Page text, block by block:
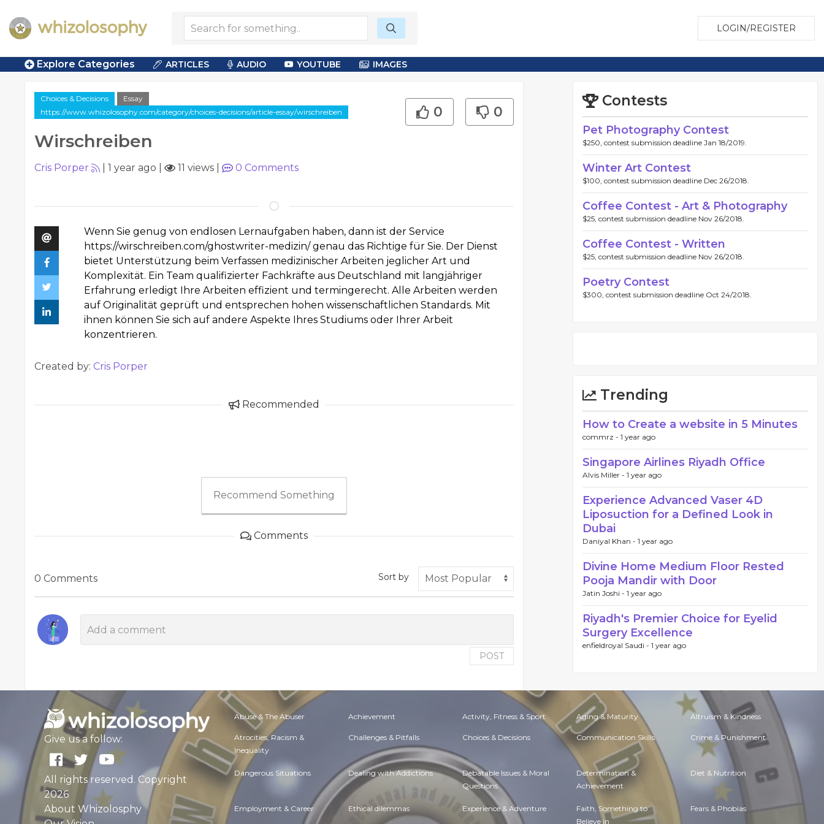
LOGIN/REGISTER
Explore Categories ARTICLES AUDIO YOUTUBE IMAGES
Choices & Decisions
Essay
https://www.whizolosophy.com/category/choices-decisions/article-essay/wirschreiben
Wirschreiben
0 0
Cris Porper 1 year ago 11 views 0 Comments
Wenn Sie genug von endlosen Lernaufgaben haben, dann ist der Service
https://wirschreiben.com/ghostwriter-medizin/genau das Richtige für Sie. Der Dienst
bietet Unterstützung beim Verfassen medizinischer Arbeiten jeglicher Art und
Komplexität. Ein Team qualifizierter Fachkräfte aus Deutschland mit langjähriger
Erfahrung erledigt Ihre Arbeiten effizient und termingerecht. Alle Arbeiten werden
auf Originalität geprüft und entsprechen hohen wissenschaftlichen Standards. Mit
ihnen können Sie sich auf andere Aspekte Ihres Studiums oder Ihrer Arbeit
konzentrieren.
Created by: Cris Porper
Recommended
Recommend Something
Comments
0 Comments Sort by
POST
Contests
Pet Photography Contest
$250, contest submission deadline Jan 18/2019.
Winter Art Contest
$100, contest submission deadline Dec 26/2018.
Coffee Contest - Art & Photography
$25, contest submission deadline Nov 26/2018.
Coffee Contest - Written
$25, contest submission deadline Nov 26/2018.
Poetry Contest
$300, contest submission deadline Oct 24/2018.
Trending
How to Create a website in 5 Minutes
commrz - 1 year ago
Singapore Airlines Riyadh Office
Alvis Miller - 1 year ago
Experience Advanced Vaser 4D
Liposuction for a Defined Look in
Dubai
Daniyal Khan - 1 year ago
Divine Home Medium Floor Rested
Pooja Mandir with Door
Jatin Joshi - 1 year ago
Riyadh's Premier Choice for Eyelid
Surgery Excellence
enfieldroyal Saudi - 1 year ago
Give us a follow:
All rights reserved. Copyright
2026
About Whizolosphy
Abuse & The Abuser Achievement Activity, Fitness & Sport Aging & Maturity Altruism & Kindness
Atrocities, Racism &
Inequality
Challenges & Pitfalls Choices & Decisions Communication Skills Crime & Punishment
Dangerous Situations Dealing with Addictions Debatable Issues & Moral
Questions
Determination &
Achievement
Diet & Nutrition
Employment & Career Ethical dilemmas Experience & Adventure Faith, Something to Fears & Phobias